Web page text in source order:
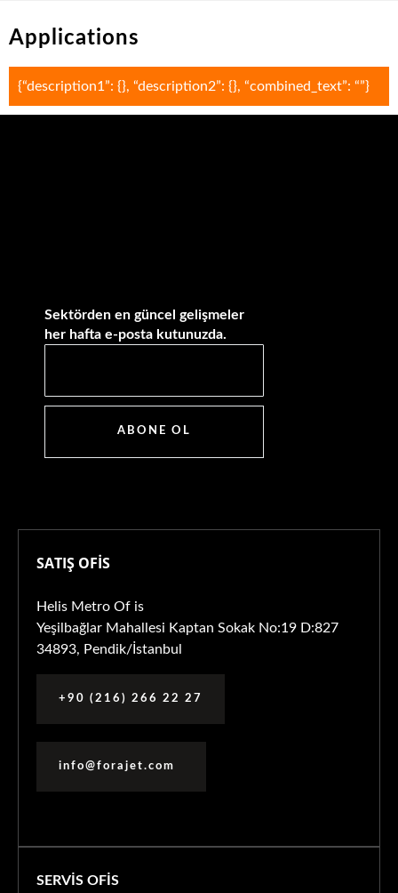
Applications
{“description1”: {}, “description2”: {}, “combined_text”: “”}
Sektörden en güncel gelişmeler
her hafta e-posta kutunuzda.
ABONE OL
SATIŞ OFİS
Helis Metro Of is
Yeşilbağlar Mahallesi Kaptan Sokak No:19 D:827
34893, Pendik/İstanbul
+90 (216) 266 22 27
info@forajet.com
SERVİS OFİS